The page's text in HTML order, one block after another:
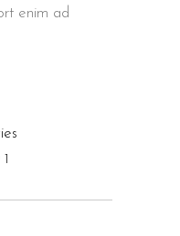
enim ad
1